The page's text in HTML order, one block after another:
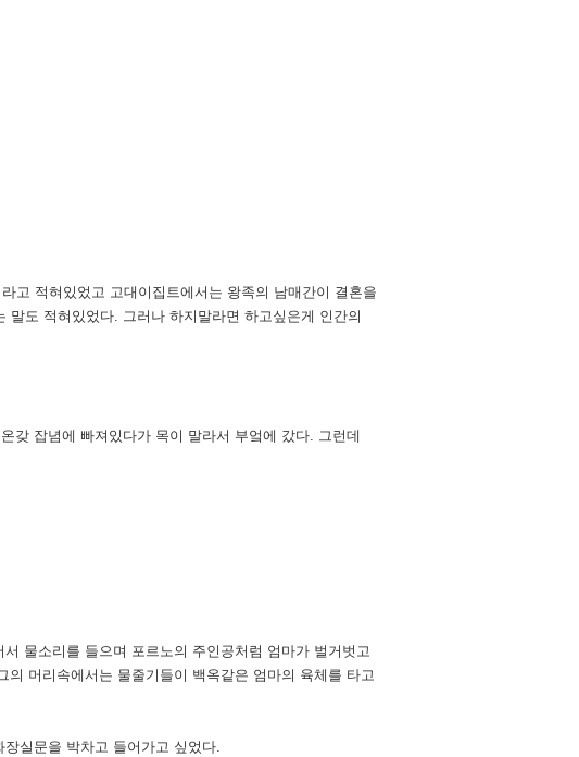
고 적혀있었고 고대이집트에서는 왕족의 남매간이 결혼을
도 적혀있었다. 그러나 하지말라면 하고싶은게 인간의
갖 잡념에 빠져있다가 목이 말라서 부엌에 갔다. 그런데
물소리를 들으며 포르노의 주인공처럼 엄마가 벌거벗고
머리속에서는 물줄기들이 백옥같은 엄마의 육체를 타고
실문을 박차고 들어가고 싶었다.